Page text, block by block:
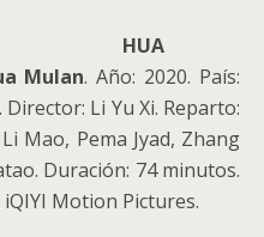
HUA
Mulan. Año: 2020. País:
Li Yu Xi. Reparto:
Mao, Pema Jyad, Zhang
Duración: 74 minutos.
Motion Pictures.